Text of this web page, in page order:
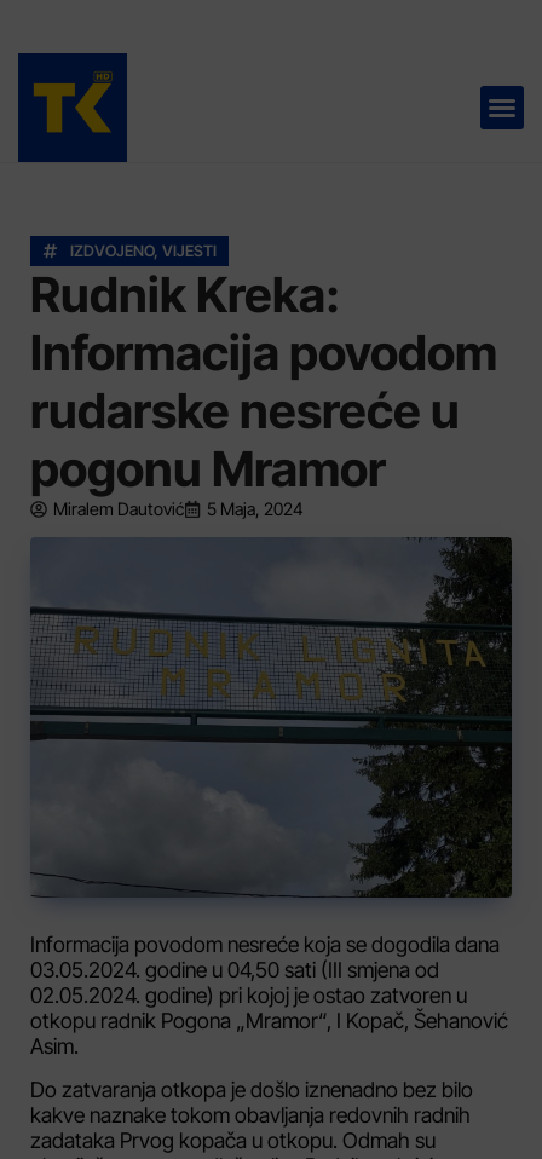
IZDVOJENO, VIJESTI
Rudnik Kreka:
Informacija povodom
rudarske nesreće u
pogonu Mramor
Miralem Dautović 5 Maja, 2024
Informacija povodom nesreće koja se dogodila dana
03.05.2024. godine u 04,50 sati (III smjena od
02.05.2024. godine) pri kojoj je ostao zatvoren u
otkopu radnik Pogona „Mramor“, I Kopač, Šehanović
Asim.
Do zatvaranja otkopa je došlo iznenadno bez bilo
kakve naznake tokom obavljanja redovnih radnih
zadataka Prvog kopača u otkopu. Odmah su